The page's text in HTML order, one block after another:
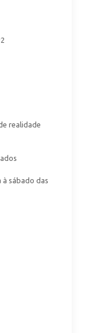
realidade
à sábado das